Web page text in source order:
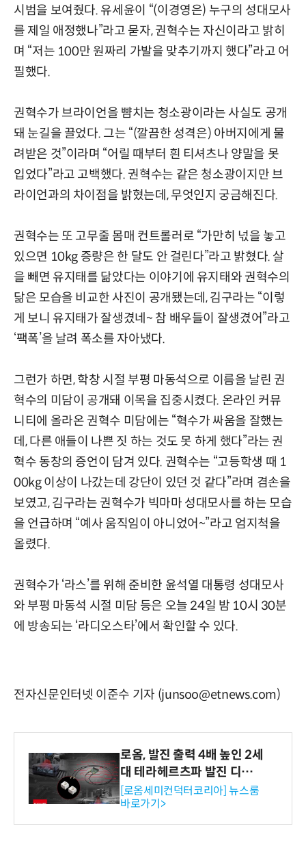
시범을 보여줬다. 유세윤이 “(이경영은) 누구의 성대모사
를 제일 애정했나”라고 묻자, 권혁수는 자신이라고 밝히
며 “저는 100만 원짜리 가발을 맞추기까지 했다”라고 어
필했다.
권혁수가 브라이언을 뺨치는 청소광이라는 사실도 공개
돼 눈길을 끌었다. 그는 “(깔끔한 성격은) 아버지에게 물
려받은 것”이라며 “어릴 때부터 흰 티셔츠나 양말을 못
입었다”라고 고백했다. 권혁수는 같은 청소광이지만 브
라이언과의 차이점을 밝혔는데, 무엇인지 궁금해진다.
권혁수는 또 고무줄 몸매 컨트롤러로 “가만히 넋을 놓고
있으면 10kg 증량은 한 달도 안 걸린다”라고 밝혔다. 살
을 빼면 유지태를 닮았다는 이야기에 유지태와 권혁수의
닮은 모습을 비교한 사진이 공개됐는데, 김구라는 “이렇
게 보니 유지태가 잘생겼네~ 참 배우들이 잘생겼어”라고
‘팩폭’을 날려 폭소를 자아냈다.
그런가 하면, 학창 시절 부평 마동석으로 이름을 날린 권
혁수의 미담이 공개돼 이목을 집중시켰다. 온라인 커뮤
니티에 올라온 권혁수 미담에는 “혁수가 싸움을 잘했는
데, 다른 애들이 나쁜 짓 하는 것도 못 하게 했다”라는 권
혁수 동창의 증언이 담겨 있다. 권혁수는 “고등학생 때 1
00kg 이상이 나갔는데 강단이 있던 것 같다”라며 겸손을
보였고, 김구라는 권혁수가 빅마마 성대모사를 하는 모습
을 언급하며 “예사 움직임이 아니었어~”라고 엄지척을
올렸다.
권혁수가 ‘라스’를 위해 준비한 윤석열 대통령 성대모사
와 부평 마동석 시절 미담 등은 오늘 24일 밤 10시 30분
에 방송되는 ‘라디오스타’에서 확인할 수 있다.
전자신문인터넷 이준수 기자 (junsoo@etnews.com)
로옴, 발진 출력 4배 높인 2세
대 테라헤르츠파 발진 디바이
스 개발
[로옴세미컨덕터코리아] 뉴스룸
바로가기>